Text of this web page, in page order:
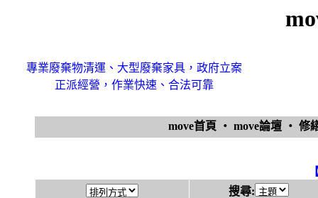
專業廢棄物清運、大型廢棄家具，政府立案
正派經營，作業快速、合法可靠
move首頁 ‧ move論壇 ‧ 修
搜尋: